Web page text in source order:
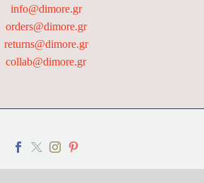
info@dimore.gr
orders@dimore.gr
returns@dimore.gr
collab@dimore.gr